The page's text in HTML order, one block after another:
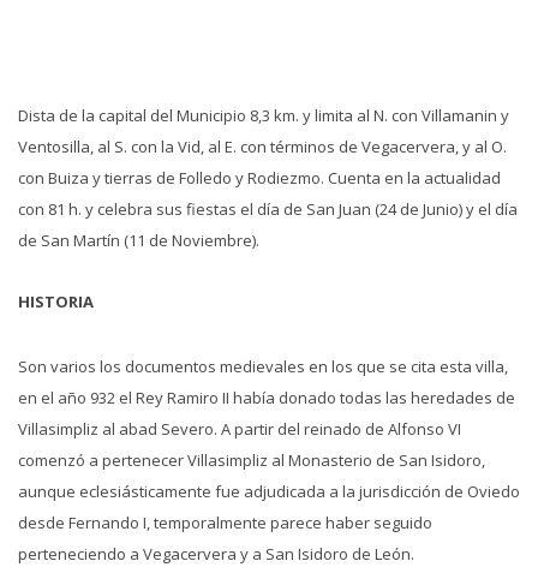
Dista de la capital del Municipio 8,3 km. y limita al N. con Villamanin y
Ventosilla, al S. con la Vid, al E. con términos de Vegacervera, y al O.
con Buiza y tierras de Folledo y Rodiezmo. Cuenta en la actualidad
con 81 h. y celebra sus fiestas el día de San Juan (24 de Junio) y el día
de San Martín (11 de Noviembre).
HISTORIA
Son varios los documentos medievales en los que se cita esta villa,
en el año 932 el Rey Ramiro II había donado todas las heredades de
Villasimpliz al abad Severo. A partir del reinado de Alfonso VI
comenzó a pertenecer Villasimpliz al Monasterio de San Isidoro,
aunque eclesiásticamente fue adjudicada a la jurisdicción de Oviedo
desde Fernando I, temporalmente parece haber seguido
perteneciendo a Vegacervera y a San Isidoro de León.